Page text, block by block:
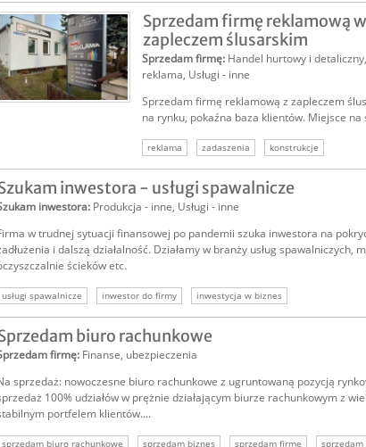
Sprzedam firmę reklamową
zapleczem ślusarskim
Sprzedam firmę: Handel hurtowy i detaliczny,
reklama, Usługi - inne
Sprzedam firmę reklamową z zapleczem
na rynku, pokaźna baza klientów. Miejsce na
reklama zadaszenia konstrukcje
inwestora - usługi spawalnicze
inwestora: Produkcja - inne, Usługi - inne
w trudnej sytuacji finansowej po pandemii szuka inwestora na
i dalszą działalność. Działamy w branży usług spawalniczych,
ścieków etc.
usługi spawalnicze inwestor do firmy inwestycja w biznes
biuro rachunkowe
firmę: Finanse, ubezpieczenia
sprzedaż: nowoczesne biuro rachunkowe z ugruntowaną pozycją
100% udziałów w prężnie działającym biurze rachunkowym z
portfelem klientów....
sprzedam biuro rachunkowe sprzedam biznes sprzedam firmę
sprzedam